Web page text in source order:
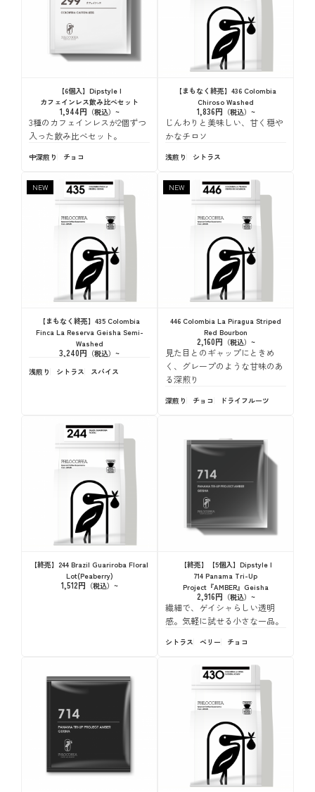
【6個入】Dipstyle |
カフェインレス飲み比べセット
1,944円
3種のカフェインレスが2個ずつ
入った飲み比べセット。
中深煎り チョコ
【まもなく終売】436 Colombia
Chiroso Washed
1,836円
じんわりと美味しい、甘く穏や
かなチロソ
浅煎り シトラス
NEW
【まもなく終売】435 Colombia
Finca La Reserva Geisha Semi-
Washed
3,240円
浅煎り シトラス スパイス
NEW
446 Colombia La Piragua Striped
Red Bourbon
2,160円
見た目とのギャップにときめ
く、グレープのような甘味のあ
る深煎り
深煎り チョコ ドライフルーツ
【終売】244 Brazil Guariroba Floral
Lot(Peaberry)
1,512円
【終売】【5個入】Dipstyle |
714 Panama Tri-Up
Project『AMBER』Geisha
2,916円
繊細で、ゲイシャらしい透明
感。気軽に試せる小さな一品。
シトラス ベリー チョコ